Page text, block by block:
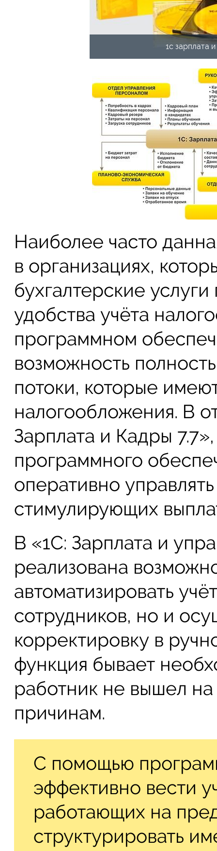
1с зарплата
Наиболее часто
в организациях,
бухгалтерские
удобства учёта
программном
возможность
потоки, которые
налогообложения. В
Зарплата и Кадры
программного
оперативно
стимулирующих
В «1С: Зарплата и
реализована
автоматизировать
сотрудников, но и
корректировку в
функция бывает
работник не вышел
причинам.
С помощью
эффективно вести
работающих на
структурировать